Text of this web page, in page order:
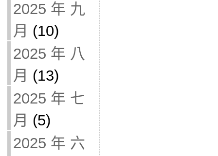
2025 年 九
月 (10)
2025 年 八
月 (13)
2025 年 七
月 (5)
2025 年 六